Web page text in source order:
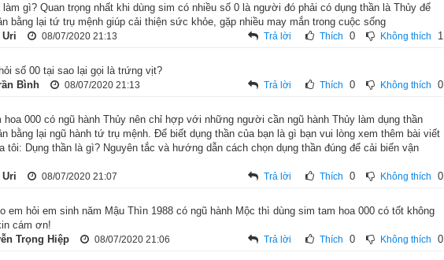
vô cực, có người coi là Thái Cực. Nhiều website nói số 0 con số ứng với mệnh Kim,
và tài vượng cho người mệnh này. Tôi cho là tào lao bởi Thái cực sinh lưỡng nghi.
là hành đầu tiên trong ngũ hành (nơi bắt đầu sự sống) nên ta coi số 1 là Dương
Thủy mới đúng. Do có ngũ hành Thủy nên số 0 còn tượng trưng cho khả năng chịu
những chướng ngại trên con đường đạt đến đỉnh vinh quang.
làm gì? Quan trọng nhất khi dùng sim có nhiều số 0 là người đó phải có dụng thần là Thủy để
bằng lại tứ trụ mệnh giúp cải thiện sức khỏe, gặp nhiều may mắn trong cuộc sống
Uri
Trả lời Thích 0 Không thích 1
08/07/2020 21:13
số 00 tại sao lại gọi là trứng vịt?
Bình
Trả lời Thích 0 Không thích 0
08/07/2020 21:13
hoa 000 có ngũ hành Thủy nên chỉ hợp với những người cần ngũ hành Thủy làm dụng thần
bằng lại ngũ hành tứ trụ mệnh. Để biết dụng thần của bạn là gì bạn vui lòng xem thêm bài viết
tôi: Dụng thần là gì? Nguyên tắc và hướng dẫn cách chọn dụng thần đúng để cải biến vận
Uri
Trả lời Thích 0 Không thích 0
08/07/2020 21:07
em hỏi em sinh năm Mậu Thìn 1988 có ngũ hành Mộc thì dùng sim tam hoa 000 có tốt không
cám ơn!
Trọng Hiệp
Trả lời Thích 0 Không thích 0
08/07/2020 21:06